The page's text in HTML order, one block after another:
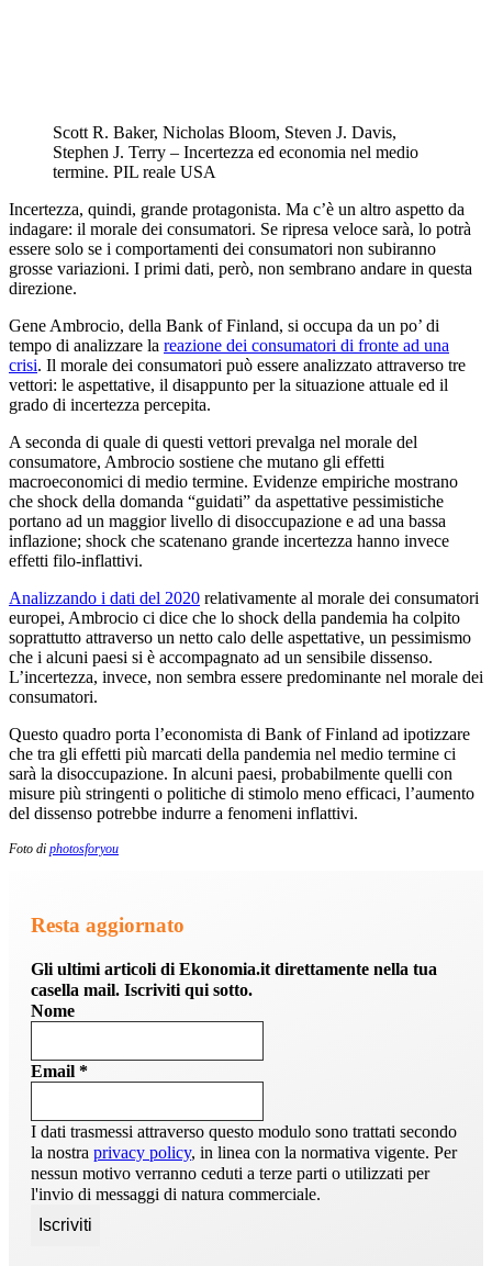
Scott R. Baker, Nicholas Bloom, Steven J. Davis,
Stephen J. Terry – Incertezza ed economia nel medio
termine. PIL reale USA
Incertezza, quindi, grande protagonista. Ma c’è un altro aspetto da
indagare: il morale dei consumatori. Se ripresa veloce sarà, lo potrà
essere solo se i comportamenti dei consumatori non subiranno
grosse variazioni. I primi dati, però, non sembrano andare in questa
direzione.
Gene Ambrocio, della Bank of Finland, si occupa da un po’ di
tempo di analizzare la reazione dei consumatori di fronte ad una
crisi. Il morale dei consumatori può essere analizzato attraverso tre
vettori: le aspettative, il disappunto per la situazione attuale ed il
grado di incertezza percepita.
A seconda di quale di questi vettori prevalga nel morale del
consumatore, Ambrocio sostiene che mutano gli effetti
macroeconomici di medio termine. Evidenze empiriche mostrano
che shock della domanda “guidati” da aspettative pessimistiche
portano ad un maggior livello di disoccupazione e ad una bassa
inflazione; shock che scatenano grande incertezza hanno invece
effetti filo-inflattivi.
Analizzando i dati del 2020 relativamente al morale dei consumatori
europei, Ambrocio ci dice che lo shock della pandemia ha colpito
soprattutto attraverso un netto calo delle aspettative, un pessimismo
che i alcuni paesi si è accompagnato ad un sensibile dissenso.
L’incertezza, invece, non sembra essere predominante nel morale dei
consumatori.
Questo quadro porta l’economista di Bank of Finland ad ipotizzare
che tra gli effetti più marcati della pandemia nel medio termine ci
sarà la disoccupazione. In alcuni paesi, probabilmente quelli con
misure più stringenti o politiche di stimolo meno efficaci, l’aumento
del dissenso potrebbe indurre a fenomeni inflattivi.
Foto di photosforyou
Resta aggiornato
Gli ultimi articoli di Ekonomia.it direttamente nella tua
casella mail. Iscriviti qui sotto.
Nome
Email *
I dati trasmessi attraverso questo modulo sono trattati secondo
la nostra privacy policy, in linea con la normativa vigente. Per
nessun motivo verranno ceduti a terze parti o utilizzati per
l'invio di messaggi di natura commerciale.